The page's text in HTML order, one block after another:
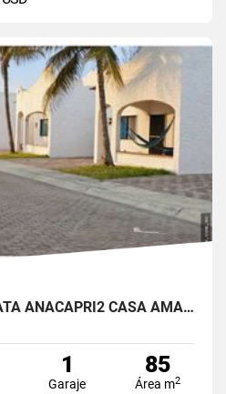
PLAYAS KM 3.5 VIA DATA ANACAPRI2 CASA AMABLADA EN VENTA
1
Garaje
85
Área m2